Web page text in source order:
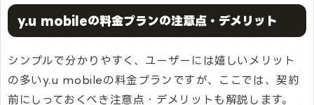
y.u mobileの料金プランの注意点・デメリット
シンプルで分かりやすく、ユーザーには嬉しいメリット
の多いy.u mobileの料金プランですが、ここでは、契約
前にしっておくべき注意点・デメリットも解説します。